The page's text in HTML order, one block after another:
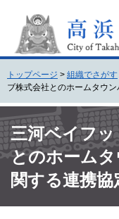
頭
。
飛
て
本
文
トップページ > 組織でさがす
ブ株式会社とのホームタウ
文三河ベイフ
とのホーム
関する連携協